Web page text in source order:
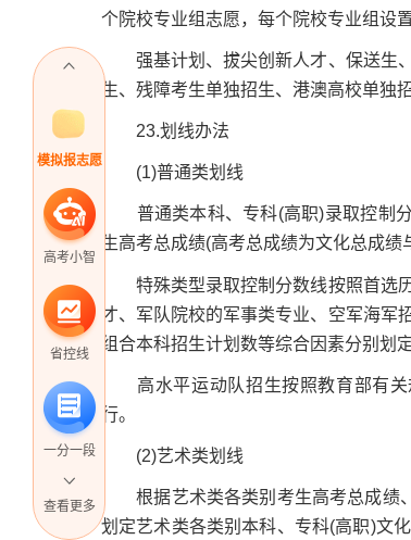
模拟报志愿
高考小智
省控线
一分一段
查看更多
个院校专业组志愿，每个院校专业组设
强基计划、拔尖创新人才、保送生、
生、残障考生单独招生、港澳高校单独
23.划线办法
(1)普通类划线
普通类本科、专科(高职)录取控制分
生高考总成绩(高考总成绩为文化总成绩
特殊类型录取控制分数线按照首选历
才、军队院校的军事类专业、空军海军
组合本科招生计划数等综合因素分别划定
高水平运动队招生按照教育部有关
行。
(2)艺术类划线
根据艺术类各类别考生高考总成绩、
划定艺术类各类别本科、专科(高职)文